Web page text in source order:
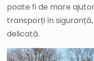
poate fi de mare
transporți în
delicată.